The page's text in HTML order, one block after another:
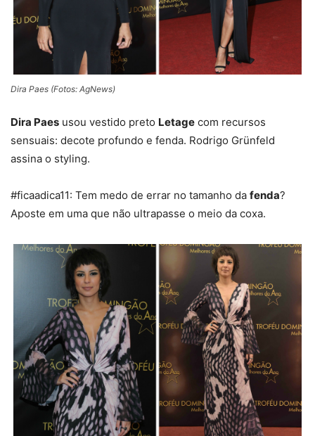
Dira Paes (Fotos: AgNews)
Dira Paes usou vestido preto Letage com recursos
sensuais: decote profundo e fenda. Rodrigo Grünfeld
assina o styling.
#ficaadica11: Tem medo de errar no tamanho da fenda?
Aposte em uma que não ultrapasse o meio da coxa.